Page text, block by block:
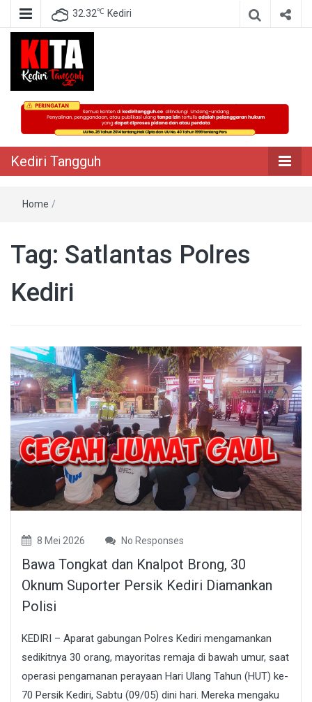
32.32℃ Kediri
Kediri Tangguh
Berita Akurat Terpercaya
Kediri Tangguh
Home /
Tag: Satlantas Polres
Kediri
8 Mei 2026 No Responses
Bawa Tongkat dan Knalpot Brong, 30
Oknum Suporter Persik Kediri Diamankan
Polisi
KEDIRI – Aparat gabungan Polres Kediri mengamankan
sedikitnya 30 orang, mayoritas remaja di bawah umur, saat
operasi pengamanan perayaan Hari Ulang Tahun (HUT) ke-
70 Persik Kediri, Sabtu (09/05) dini hari. Mereka mengaku